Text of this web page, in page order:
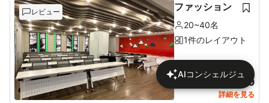
レビュー ファッション
20~40名
1件のレイアウト
1人あたり予想価格
46,170
詳細を見る
AIコンシェルジュ